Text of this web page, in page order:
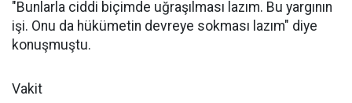
"Bunlarla ciddi biçimde uğraşılması lazım. Bu yargının
işi. Onu da hükümetin devreye sokması lazım" diye
konuşmuştu.
Vakit